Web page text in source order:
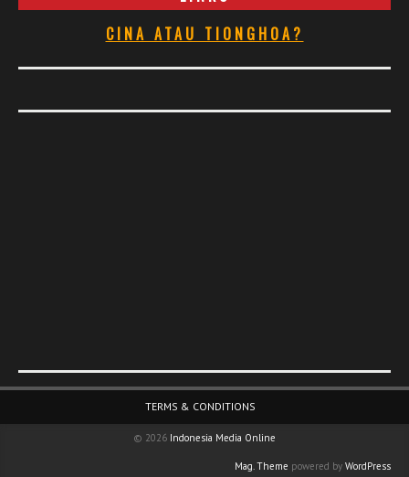
CINA ATAU TIONGHOA?
TERMS & CONDITIONS
© 2026 Indonesia Media Online
Mag. Theme powered by WordPress